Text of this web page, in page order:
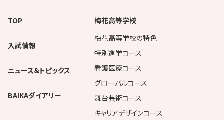
TOP
入試情報
ニュース＆トピックス
BAIKAダイアリー
梅花高等学校
梅花高等学校の特色
特別進学コース
看護医療コース
グローバルコース
舞台芸術コース
キャリアデザインコース